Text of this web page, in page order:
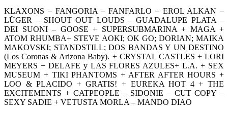
KLAXONS – FANGORIA – FANFARLO – EROL ALKAN –
LÜGER – SHOUT OUT LOUDS – GUADALUPE PLATA –
DEI SUONI – GOOSE + SUPERSUBMARINA + MAGA +
ATOM RHUMBA+ STEVE AOKI; OK GO; DORIAN; MAIKA
MAKOVSKI; STANDSTILL; DOS BANDAS Y UN DESTINO
(Los Coronas & Arizona Baby). + CRYSTAL CASTLES + LORI
MEYERS + DELAFE y LAS FLORES AZULES+ L.A. + SEX
MUSEUM + TIKI PHANTOMS + AFTER AFTER HOURS +
LOO & PLACIDO + GRATIS! + EUREKA HOT 4 + THE
EXCITEMENTS + CATPEOPLE – SIDONIE – CUT COPY –
SEXY SADIE + VETUSTA MORLA – MANDO DIAO